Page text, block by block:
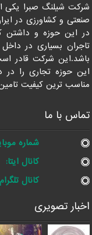
شرکت شیلنگ صبرا یکی
صنعتی و کشاورزی در
در این حوزه و داشتن
تاجران بسیاری در
باشد.این شرکت قادر
این حوزه تجاری را
مناسب ترین کیفیت
تماس با ما
شماره
کانال ایتا:
کانال
اخبار تصویری